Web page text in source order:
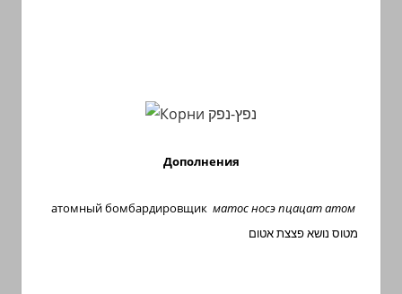
Дополнения
атомный бомбардировщик матос носэ пцацат атом
מטוס נושא פצצת אטום